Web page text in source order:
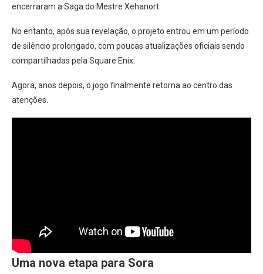
encerraram a Saga do Mestre Xehanort.
No entanto, após sua revelação, o projeto entrou em um período
de silêncio prolongado, com poucas atualizações oficiais sendo
compartilhadas pela Square Enix.
Agora, anos depois, o jogo finalmente retorna ao centro das
atenções.
Uma nova etapa para Sora